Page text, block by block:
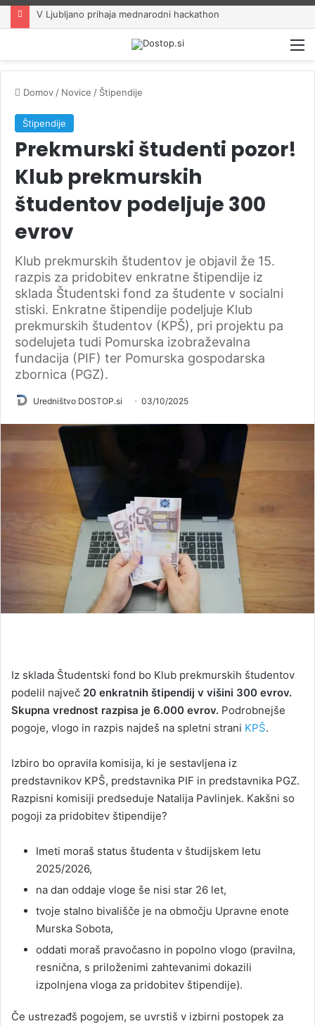
V Ljubljano prihaja mednarodni hackathon
Domov / Novice / Štipendije
Štipendije
Prekmurski študenti pozor!
Klub prekmurskih
študentov podeljuje 300
evrov
Klub prekmurskih študentov je objavil že 15.
razpis za pridobitev enkratne štipendije iz
sklada Študentski fond za študente v socialni
stiski. Enkratne štipendije podeljuje Klub
prekmurskih študentov (KPŠ), pri projektu pa
sodelujeta tudi Pomurska izobraževalna
fundacija (PIF) ter Pomurska gospodarska
zbornica (PGZ).
Uredništvo DOSTOP.si 03/10/2025
Iz sklada Študentski fond bo Klub prekmurskih študentov
podelil največ 20 enkratnih štipendij v višini 300 evrov.
Skupna vrednost razpisa je 6.000 evrov. Podrobnejše
pogoje, vlogo in razpis najdeš na spletni strani KPŠ.
Izbiro bo opravila komisija, ki je sestavljena iz
predstavnikov KPŠ, predstavnika PIF in predstavnika PGZ.
Razpisni komisiji predseduje Natalija Pavlinjek. Kakšni so
pogoji za pridobitev štipendije?
Imeti moraš status študenta v študijskem letu
2025/2026,
na dan oddaje vloge še nisi star 26 let,
tvoje stalno bivališče je na območju Upravne enote
Murska Sobota,
oddati moraš pravočasno in popolno vlogo (pravilna,
resnična, s priloženimi zahtevanimi dokazili
izpolnjena vloga za pridobitev štipendije).
Če ustrezađš pogojem, se uvrstiš v izbirni postopek za